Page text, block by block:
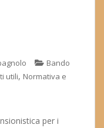
Bando
utili, Normativa e
per i